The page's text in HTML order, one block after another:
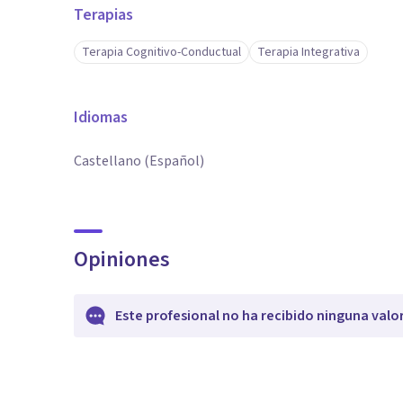
Terapias
Terapia Cognitivo-Conductual Terapia Integrativa
Idiomas
Castellano (Español)
Opiniones
Este profesional no ha recibido ninguna